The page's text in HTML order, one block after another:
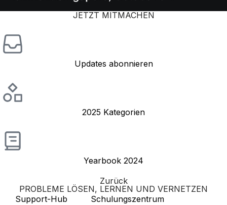
JETZT MITMACHEN
Updates abonnieren
2025 Kategorien
Yearbook 2024
Zurück
PROBLEME LÖSEN, LERNEN UND VERNETZEN
Support-Hub
Schulungszentrum